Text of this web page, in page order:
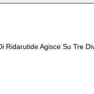
Agisce Su Tre